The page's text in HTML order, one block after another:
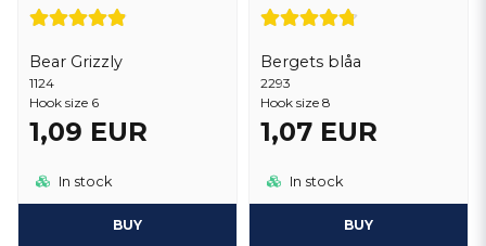
Bear Grizzly
1124
Hook size 6
1,09 EUR
In stock
BUY
Bergets blåa
2293
Hook size 8
1,07 EUR
In stock
BUY